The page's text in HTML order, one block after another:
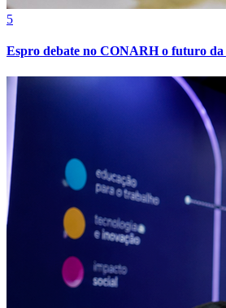
Bragantino
5
Espro debate no CONARH o futuro da